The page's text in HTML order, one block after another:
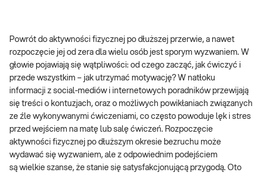
Powrót do aktywności fizycznej po dłuższej przerwie, a nawet
rozpoczęcie jej od zera dla wielu osób jest sporym wyzwaniem. W
głowie pojawiają się wątpliwości: od czego zacząć, jak ćwiczyć i
przede wszystkim – jak utrzymać motywację? W natłoku
informacji z social-mediów i internetowych poradników przewijają
się treści o kontuzjach, oraz o możliwych powikłaniach związanych
ze źle wykonywanymi ćwiczeniami, co często powoduje lęk i stres
przed wejściem na matę lub salę ćwiczeń. Rozpoczęcie
aktywności fizycznej po dłuższym okresie bezruchu może
wydawać się wyzwaniem, ale z odpowiednim podejściem
są wielkie szanse, że stanie się satysfakcjonującą przygodą. Oto